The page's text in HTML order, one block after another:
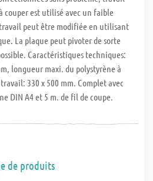
couper est utilisé avec un faible
peut être modifiée en utilisant
La plaque peut pivoter de sorte
Caractéristiques techniques:
longueur maxi. du polystyrène à
330 x 500 mm. Complet avec
DIN A4 et 5 m. de fil de coupe.
de produits